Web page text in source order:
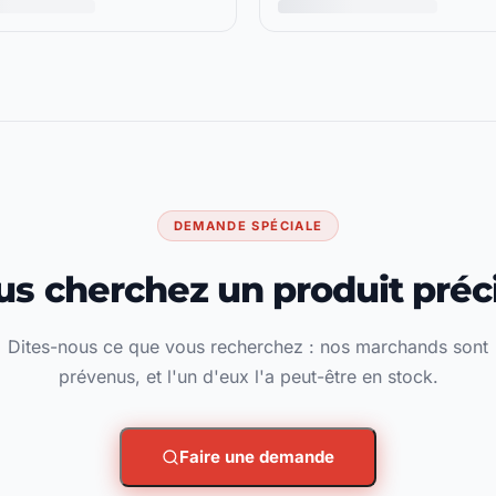
DEMANDE SPÉCIALE
cherchez un produit
Dites-nous ce que vous recherchez : nos marchands sont
prévenus, et l'un d'eux l'a peut-être en stock.
Faire une demande